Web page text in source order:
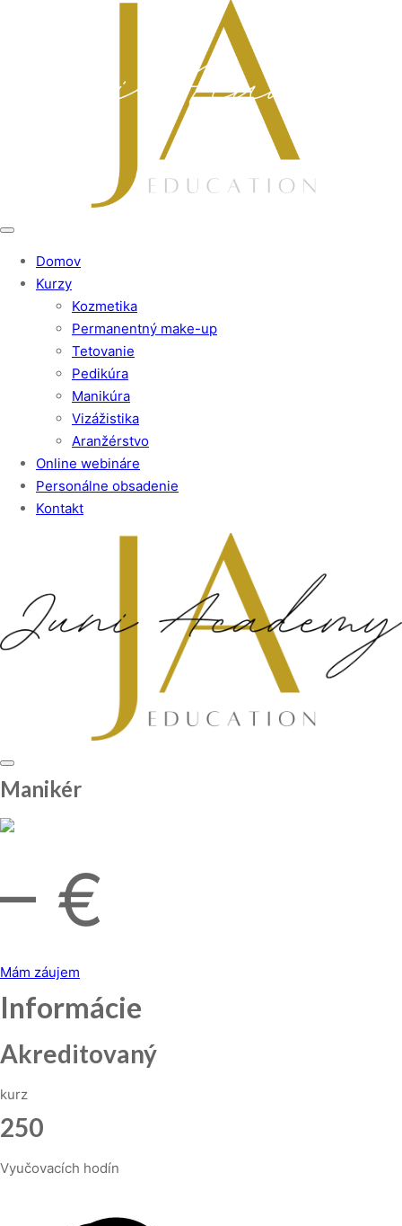
Domov
Kurzy
Kozmetika
Permanentný make-up
Tetovanie
Pedikúra
Manikúra
Vizážistika
Aranžérstvo
Online webináre
Personálne obsadenie
Kontakt
Manikér
– €
Mám záujem
Informácie
Akreditovaný
kurz
250
Vyučovacích hodín